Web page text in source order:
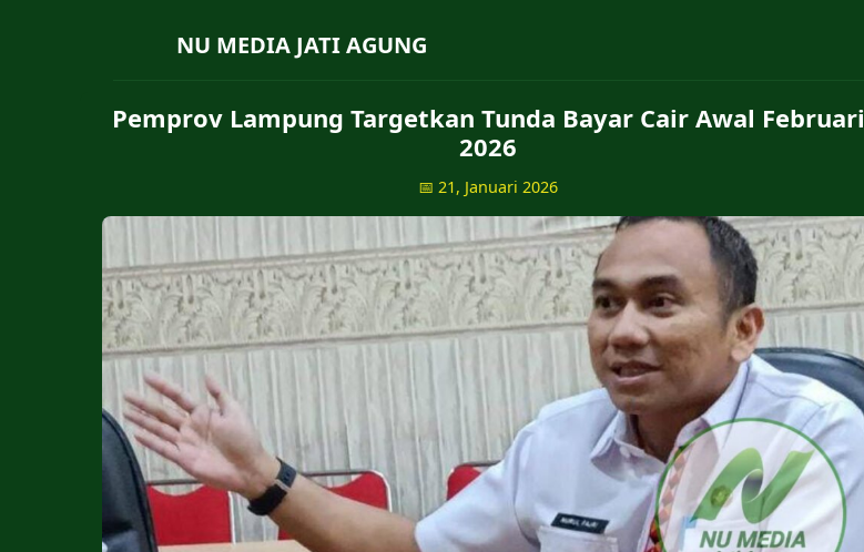
NU MEDIA JATI AGUNG
Pemprov Lampung Targetkan Tunda Bayar Cair Awal Februari
2026
📅 21, Januari 2026